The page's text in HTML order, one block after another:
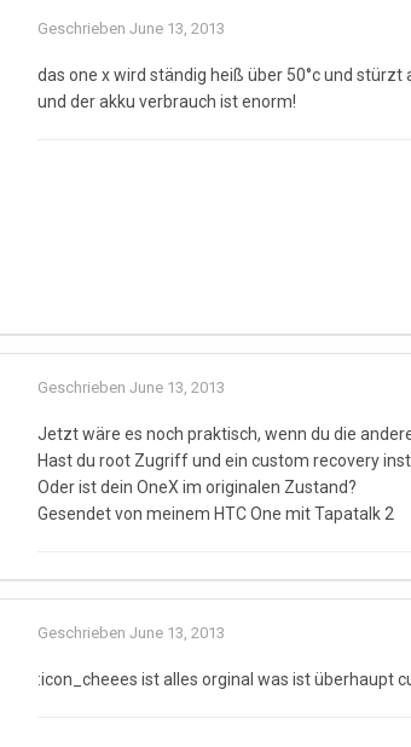
Geschrieben June 13, 2013
das one x wird ständig heiß über 50°c und stürzt
und der akku verbrauch ist enorm!
Geschrieben June 13, 2013
Jetzt wäre es noch praktisch, wenn du die
Hast du root Zugriff und ein custom recovery
Oder ist dein OneX im originalen Zustand?
Gesendet von meinem HTC One mit Tapatalk 2
Geschrieben June 13, 2013
:icon_cheees ist alles orginal was ist überhaupt